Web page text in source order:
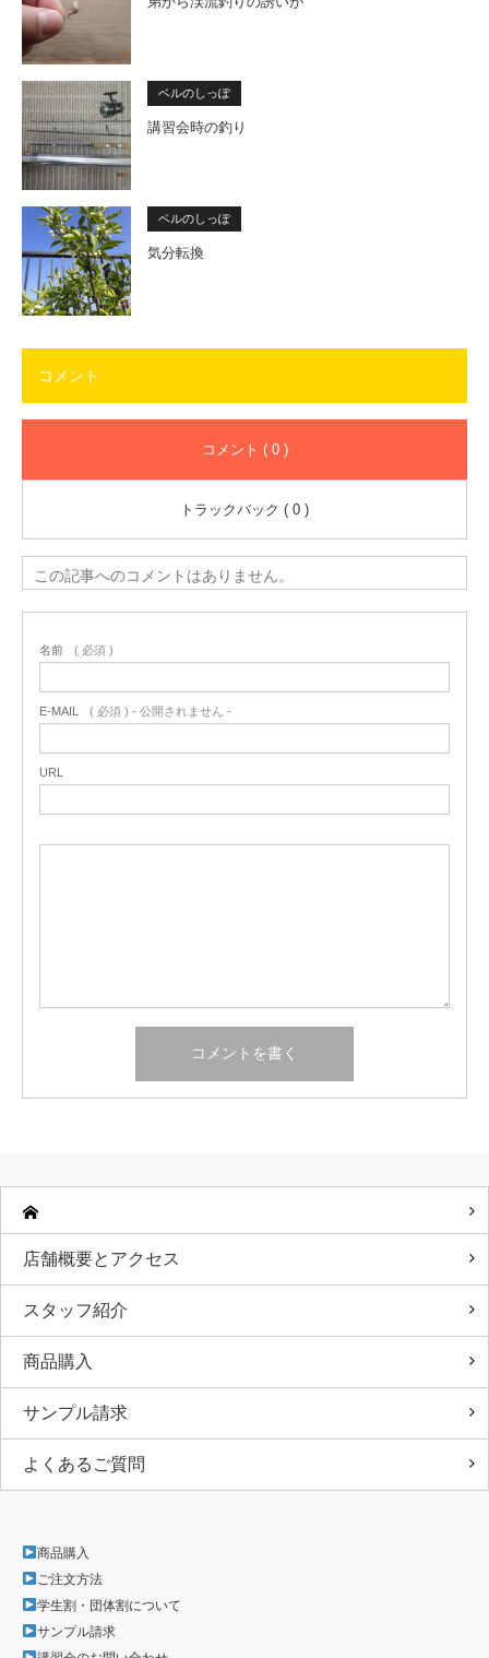
ベルのしっぽ
講習会時の釣り
ベルのしっぽ
気分転換
コメント
コメント ( 0 )
トラックバック ( 0 )
この記事へのコメントはありません。
名前 ( 必須 )
E-MAIL ( 必須 ) - 公開されません -
URL
店舗概要とアクセス
スタッフ紹介
商品購入
サンプル請求
よくあるご質問
商品購入
ご注文方法
学生割・団体割について
サンプル請求